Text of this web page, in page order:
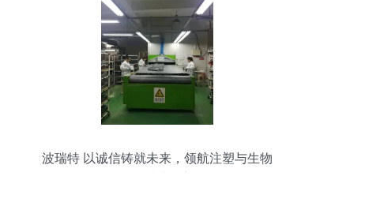
波瑞特 以诚信铸就未来，领航注塑与生物